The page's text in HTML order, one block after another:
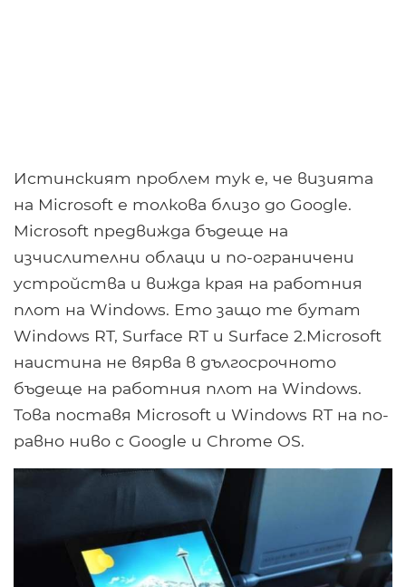
Истинският проблем тук е, че визията
на Microsoft е толкова близо до Google.
Microsoft предвижда бъдеще на
изчислителни облаци и по-ограничени
устройства и вижда края на работния
плот на Windows. Ето защо те бутат
Windows RT, Surface RT и Surface 2.Microsoft
наистина не вярва в дългосрочното
бъдеще на работния плот на Windows.
Това поставя Microsoft и Windows RT на по-
равно ниво с Google и Chrome OS.